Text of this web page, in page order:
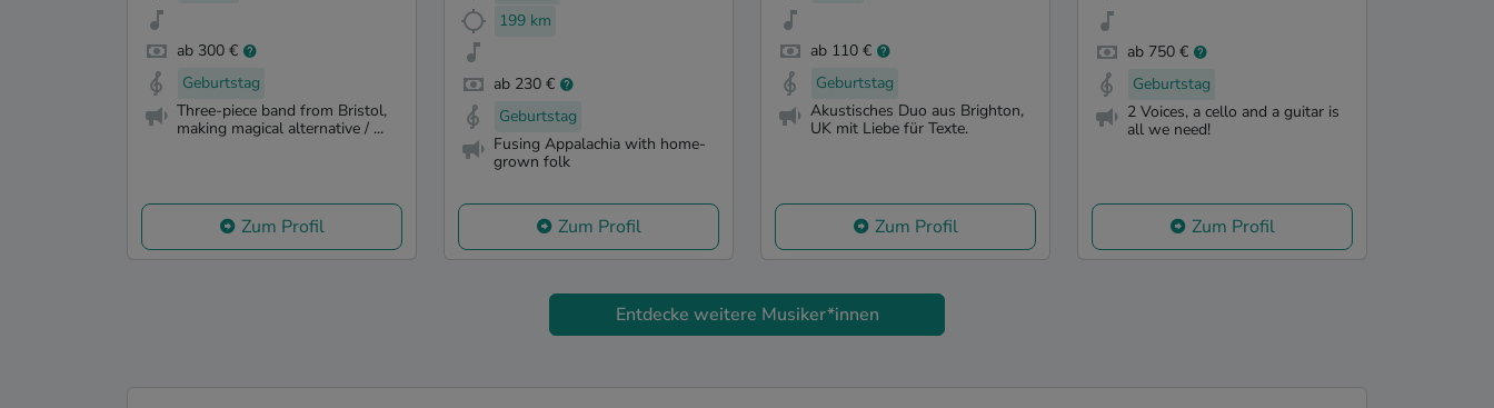
ab 300 €
Geburtstag
Three-piece band from Bristol,
making magical alternative / ...
Zum Profil
199 km
ab 230 €
Geburtstag
Fusing Appalachia with home-
grown folk
Zum Profil
ab 110 €
Geburtstag
Akustisches Duo aus Brighton,
UK mit Liebe für Texte.
Zum Profil
ab 750 €
Geburtstag
2 Voices, a cello and a guitar is
all we need!
Zum Profil
Entdecke weitere Musiker*innen